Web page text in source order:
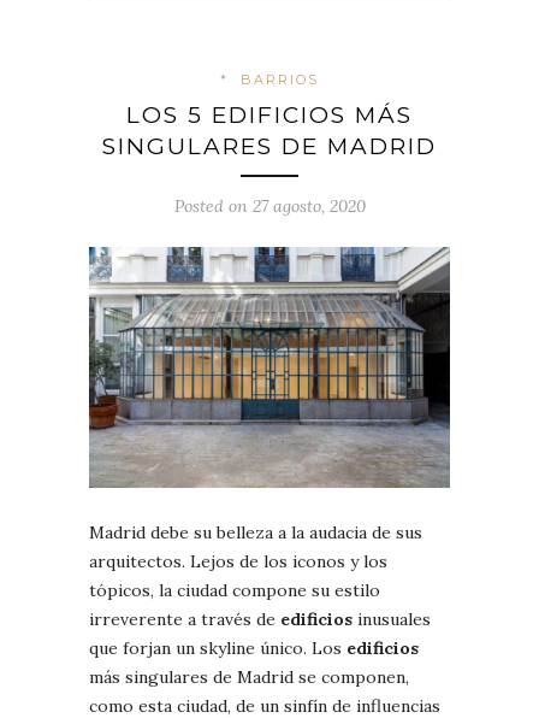
* BARRIOS
LOS 5 EDIFICIOS MÁS
SINGULARES DE MADRID
Posted on 27 agosto, 2020
Madrid debe su belleza a la audacia de sus
arquitectos. Lejos de los iconos y los
tópicos, la ciudad compone su estilo
irreverente a través de edificios inusuales
que forjan un skyline único. Los edificios
más singulares de Madrid se componen,
como esta ciudad, de un sinfín de influencias